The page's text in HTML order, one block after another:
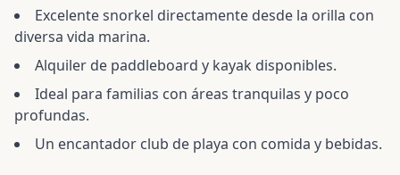
Excelente snorkel directamente desde la orilla con
diversa vida marina.
Alquiler de paddleboard y kayak disponibles.
Ideal para familias con áreas tranquilas y poco
profundas.
Un encantador club de playa con comida y bebidas.